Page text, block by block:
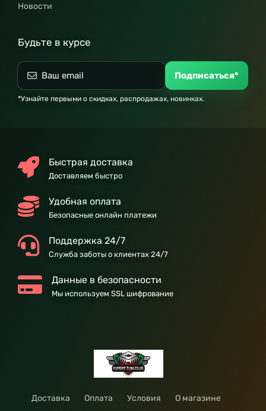
Новости
Будьте в курсе
Подписаться*
*Узнайте первыми о скидках, распродажах, новинках.
Быстрая доставка
Доставляем быстро
Удобная оплата
Безопасные онлайн платежи
Поддержка 24/7
Служба заботы о клиентах 24/7
Данные в безопасности
Мы используем SSL шифрование
Доставка Оплата Условия
О магазине